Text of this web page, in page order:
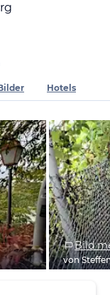
Hotels
Bild
von